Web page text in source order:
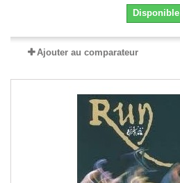
Disponible
Ajouter au comparateur